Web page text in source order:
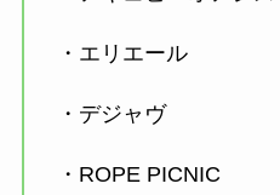
・エリエール
・デジャヴ
・ROPE PICNIC